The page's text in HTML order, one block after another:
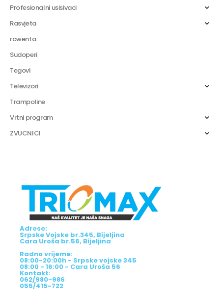
Profesionalni usisivaci
Rasvjeta
rowenta
Sudoperi
Tegovi
Televizori
Trampoline
Vrtni program
ZVUCNICI
Adrese:
Srpske Vojske br.345, Bijeljina
Cara Uroša br.56, Bijeljina
Radno vrijeme:
08:00-20:00h - Srpske vojske 345
08:00 - 16:00 - Cara Uroša 56
Kontakt:
062/980-986
055/415-722